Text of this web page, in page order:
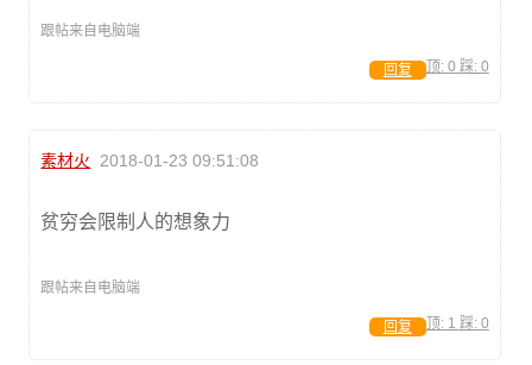
跟帖来自电脑端
顶: 0 踩: 0
回复
素材火 2018-01-23 09:51:08
贫穷会限制人的想象力
跟帖来自电脑端
顶: 1 踩: 0
回复